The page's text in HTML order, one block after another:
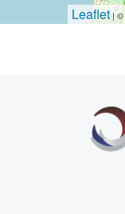
Leaflet | ©